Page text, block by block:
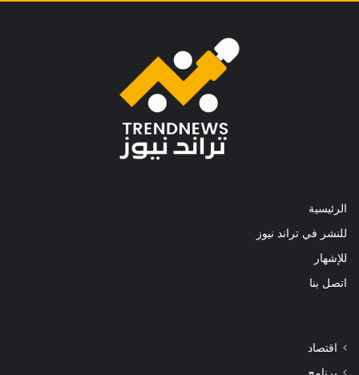
الرئيسية
للنشر في تراند نيوز
للإشهار
اتصل بنا
اقتصاد